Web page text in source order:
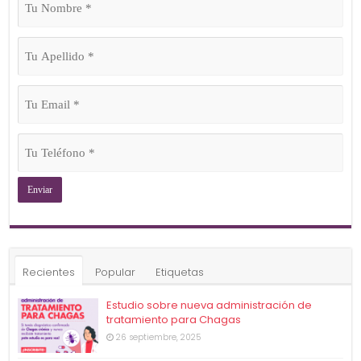
Nombre
Tu
Apellido
Tu
Email
Tu
Teléfono
Recientes Popular Etiquetas
Estudio sobre nueva administración de
tratamiento para Chagas
26 septiembre, 2025